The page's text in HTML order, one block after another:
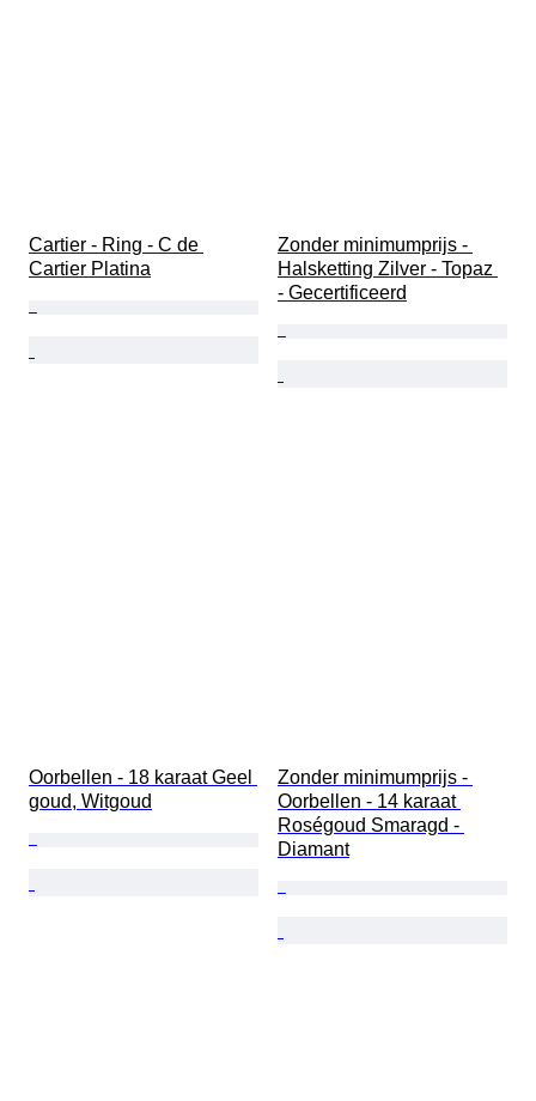
Cartier - Ring - C de
Cartier Platina
Zonder minimumprijs -
Halsketting Zilver - Topaz
- Gecertificeerd
Oorbellen - 18 karaat Geel
goud, Witgoud
Zonder minimumprijs -
Oorbellen - 14 karaat
Roségoud Smaragd -
Diamant